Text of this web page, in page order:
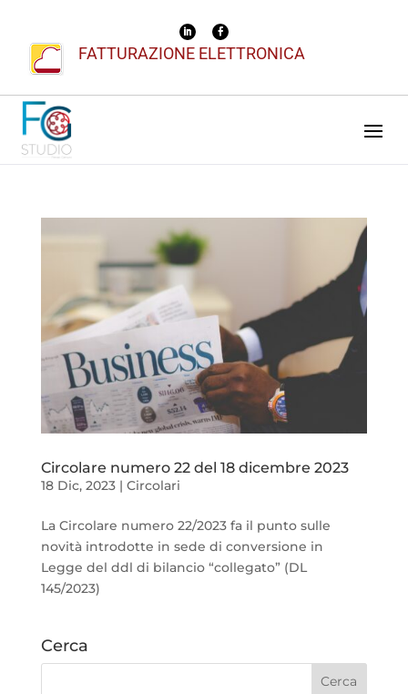
FATTURAZIONE ELETTRONICA
Circolare numero 22 del 18 dicembre 2023
18 Dic, 2023| Circolari
La Circolare numero 22/2023 fa il punto sulle
novità introdotte in sede di conversione in
Legge del ddl di bilancio “collegato” (DL
145/2023)
Cerca